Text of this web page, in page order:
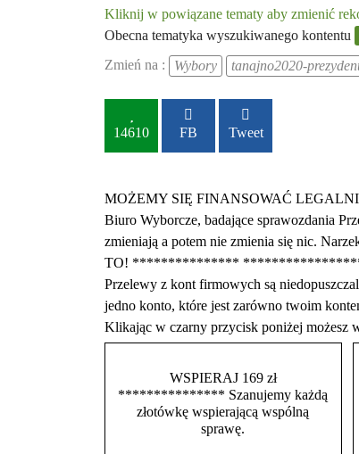
Kliknij w powiązane tematy aby zmienić
Obecna tematyka wyszukiwanego kontentu
Zmień na :
Wybory tanajno2020-
14610 FB Tweet
MOŻEMY SIĘ FINANSOWAĆ
Biuro Wyborcze, badające sprawozdania
zmieniają a potem nie zmienia się nic.
TO! ***************
Przelewy z kont firmowych są
jedno konto, które jest zarówno twoim
Klikając w czarny przycisk poniżej możesz
WSPIERAJ 169 zł
*************** Szanujemy każdą
złotówkę wspierającą wspólną
sprawę.